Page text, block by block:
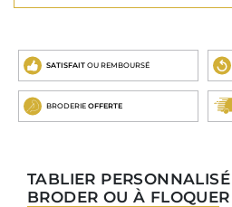
SATISFAIT OU REMBOURSÉ
BRODERIE OFFERTE
TABLIER
BRODER OU À FLOQUER